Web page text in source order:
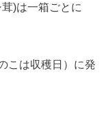
)は一箱ごとに
こは収穫日）に発